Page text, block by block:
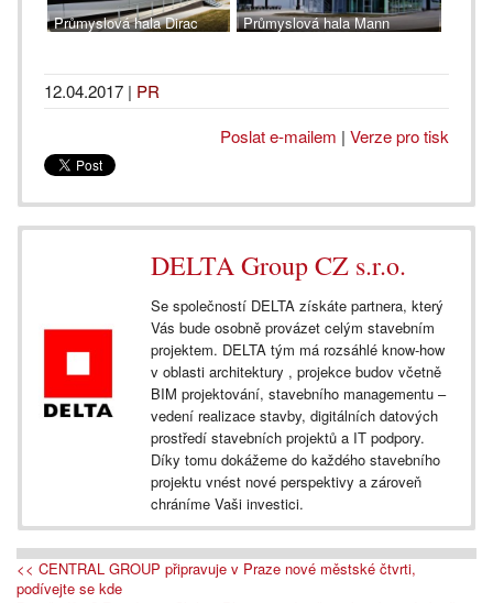
Průmyslová hala Dirac
Průmyslová hala Mann
12.04.2017 | PR
Poslat e-mailem | Verze pro tisk
DELTA Group CZ s.r.o.
Se společností DELTA získáte partnera, který
Vás bude osobně provázet celým stavebním
projektem. DELTA tým má rozsáhlé know-how
v oblasti architektury , projekce budov včetně
BIM projektování, stavebního managementu –
vedení realizace stavby, digitálních datových
prostředí stavebních projektů a IT podpory.
Díky tomu dokážeme do každého stavebního
projektu vnést nové perspektivy a zároveň
chráníme Vaši investici.
<< CENTRAL GROUP připravuje v Praze nové městské čtvrti,
podívejte se kde